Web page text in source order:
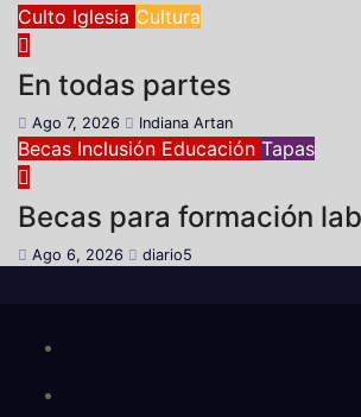
Culto Iglesia Cultura
En todas partes
Ago 7, 2026 Indiana Artan
Becas Inclusión Educación Tapas
Becas para formación
Ago 6, 2026 diario5